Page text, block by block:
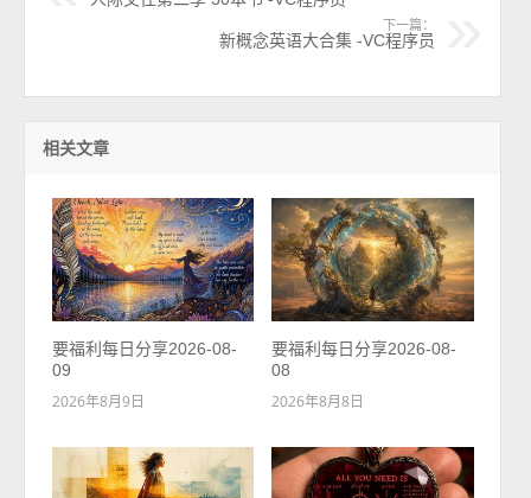
下一篇：
新概念英语大合集 -VC程序员
相关文章
要福利每日分享2026-08-
09
2026年8月9日
要福利每日分享2026-08-
08
2026年8月8日